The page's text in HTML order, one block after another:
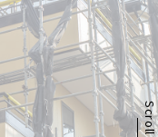
Scroll